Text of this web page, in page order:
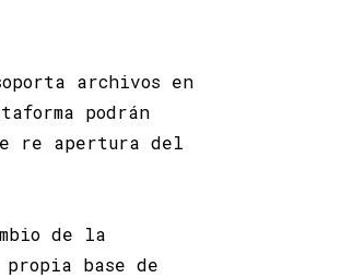
archivos en
podrán
re apertura del
de la
base de